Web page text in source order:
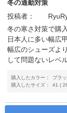
冬の通勤対策
投稿者：
冬の寒さ対策で購
日本人に多い幅広
幅広のシューズよ
して問題ないレベ
購入したカラー：
ブラ
購入したサイズ：
41 (